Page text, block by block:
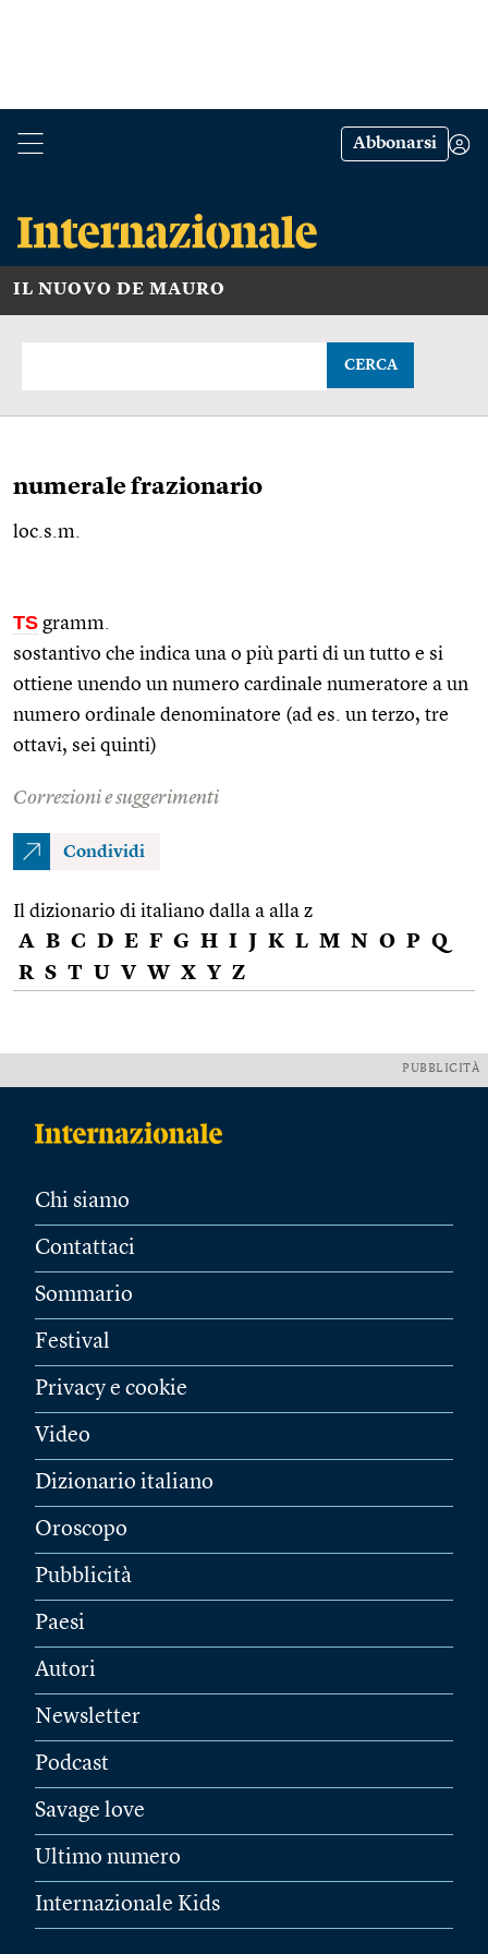
Abbonarsi
IL NUOVO DE MAURO
CERCA
numerale frazionario
loc.s.m.
TS gramm.
sostantivo che indica una o più parti di un tutto e si
ottiene unendo un numero cardinale numeratore a un
numero ordinale denominatore (ad es. un terzo, tre
ottavi, sei quinti)
Correzioni e suggerimenti
Condividi
Il dizionario di italiano dalla a alla z
A B C D E F G H I J K L M N O P Q
R S T U V W X Y Z
PUBBLICITÀ
Chi siamo
Contattaci
Sommario
Festival
Privacy e cookie
Video
Dizionario italiano
Oroscopo
Pubblicità
Paesi
Autori
Newsletter
Podcast
Savage love
Ultimo numero
Internazionale Kids